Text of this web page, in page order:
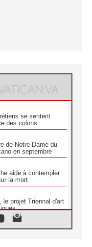
se sentent
des colons
de Notre Dame du
en septembre
aide à contempler
la mort
le projet Triennal d'art
aux religieuses